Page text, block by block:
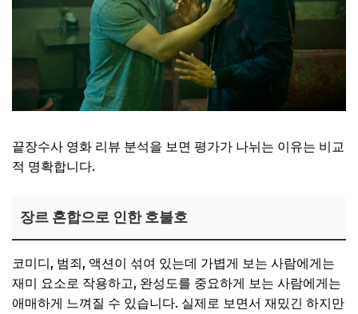
끝장수사 영화 리뷰 분석을 보면 평가가 나뉘는 이유는 비교
적 명확합니다.
장르 혼합으로 인한 호불호
코미디, 범죄, 액션이 섞여 있는데 가볍게 보는 사람에게는
재미 요소로 작용하고, 완성도를 중요하게 보는 사람에게는
애매하게 느껴질 수 있습니다. 실제로 보면서 재밌긴 하지만